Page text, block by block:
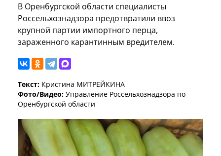
В Оренбургской области специалисты
Россельхознадзора предотвратили ввоз
крупной партии импортного перца,
зараженного карантинным вредителем.
Текст: Кристина МИТРЕЙКИНА
Фото/Видео: Управление Россельхознадзора по
Оренбургской области